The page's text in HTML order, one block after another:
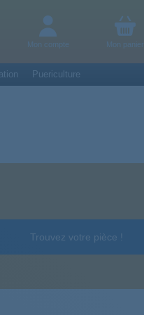
Mon compte Mon panier
Puericulture
Trouvez votre pièce !